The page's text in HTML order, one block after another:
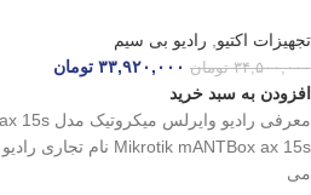
تجهیزات اکتیو رادیو بی سیم
۳۴,۵۰۰,۰۰۰ تومان ۳۳,۹۲۰,۰۰۰ تومان
افزودن به سبد خرید
می